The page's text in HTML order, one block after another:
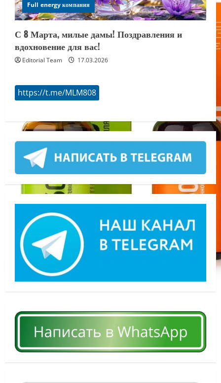
Full energy компания
С 8 Марта, милые дамы! Поздравления и
вдохновение для вас!
Editorial Team 17.03.2026
https://t.me/MLM808